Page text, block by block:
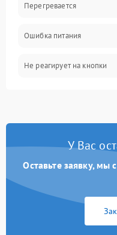
Перегревается
Ошибка питания
Не реагирует на кнопки
У Вас
Оставьте заявку,